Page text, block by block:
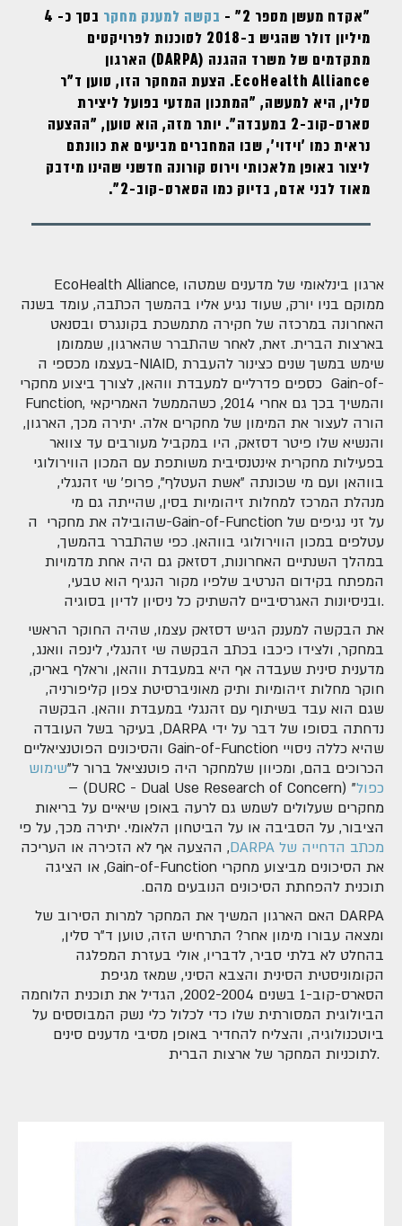
"אקדח מעשן מספר 2" - בקשה למענק מחקר
בסך כ- 4
מיליון דולר שהגיש ב-2018 לסוכנות לפרויקטים
מתקדמים של משרד ההגנה (DARPA) הארגון
EcoHealth Alliance. הצעת המחקר הזו, טוען ד"ר
סלין, היא למעשה, "המתכון המדעי בפועל ליצירת
סארס-קוב-2 במעבדה". יותר מזה, הוא טוען, "ההצעה
נראית כמו 'וידוי', שבו המחברים מביעים את כוונתם
ליצור באופן מלאכותי וירוס קורונה חדשני שהינו מידבק
מאוד לבני אדם, בדיוק כמו הסארס-קוב-2".
EcoHealth Alliance, ארגון בינלאומי של מדענים שמטהו
ממוקם בניו יורק, שעוד נגיע אליו בהמשך הכתבה, עומד בשנה
האחרונה במרכזה של חקירה מתמשכת בקונגרס ובסנאט
בארצות הברית. זאת, לאחר שהתברר שהארגון, שממומן
בעצמו מכספי ה-NIAID, שימש במשך שנים כצינור להעברת
כספים פדרליים למעבדת ווהאן, לצורך ביצוע מחקרי Gain-of-
Function, והמשיך בכך גם אחרי 2014, כשהממשל האמריקאי
הורה לעצור את המימון של מחקרים אלה. יתירה מכך, הארגון,
והנשיא שלו פיטר דסזאק, היו במקביל מעורבים עד צוואר
בפעילות מחקרית אינטנסיבית משותפת עם המכון הווירולוגי
בווהאן ועם מי שכונתה "אשת העטלף", פרופ' שי זהנגלי,
מנהלת המרכז למחלות זיהומיות בסין, שהייתה גם מי
שהובילה את מחקרי ה-Gain-of-Function על זני נגיפים של
עטלפים במכון הווירולוגי בווהאן. כפי שהתברר בהמשך,
במהלך השנתיים האחרונות, דסזאק גם היה אחת מדמויות
המפתח בקידום הנרטיב שלפיו מקור הנגיף הוא טבעי,
ובניסיונות האגרסיביים להשתיק כל ניסיון לדיון בסוגיה.
את הבקשה למענק הגיש דסזאק עצמו, שהיה החוקר הראשי
במחקר, ולצידו כיכבו בכתב הבקשה שי זהנגלי, לינפה וואנג,
מדענית סינית שעבדה אף היא במעבדת ווהאן, וראלף באריק,
חוקר מחלות זיהומיות ותיק מאוניברסיטת צפון קליפורניה,
שגם הוא עבד בשיתוף עם זהנגלי במעבדת ווהאן. הבקשה
נדחתה בסופו של דבר על ידי DARPA, בעיקר בשל העובדה
שהיא כללה ניסויי Gain-of-Function והסיכונים הפוטנציאליים
הכרוכים בהם, ומכיוון שלמחקר היה פוטנציאל ברור ל"שימוש
כפול
" (DURC - Dual Use Research of Concern) –
מחקרים שעלולים לשמש גם לרעה באופן שיאיים על בריאות
הציבור, על הסביבה או על הביטחון הלאומי. יתירה מכך, על פי
מכתב הדחייה של DARPA
, ההצעה אף לא הזכירה או העריכה
את הסיכונים מביצוע מחקרי Gain-of-Function, או הציגה
תוכנית להפחתת הסיכונים הנובעים מהם.
האם הארגון המשיך את המחקר למרות הסירוב של DARPA
ומצאה עבורו מימון אחר? התרחיש הזה, טוען ד"ר סלין,
בהחלט לא בלתי סביר, לדבריו, אולי בעזרת המפלגה
הקומוניסטית הסינית והצבא הסיני, שמאז מגיפת
הסארס-קוב-1 בשנים 2002-2004, הגדיל את תוכנית הלוחמה
הביולוגית המסורתית שלו כדי לכלול כלי נשק המבוססים על
ביוטכנולוגיה, והצליח להחדיר באופן מסיבי מדענים סינים
לתוכניות המחקר של ארצות הברית.